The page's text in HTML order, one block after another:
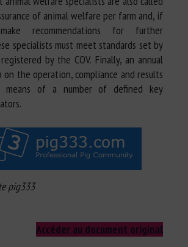
of animal welfare per farm and, if
recommendations for further
specialists must meet standards set by
by the COV. Finally, an annual
the operation, compliance and results
of a number of defined key
pig333
Accéder au document original